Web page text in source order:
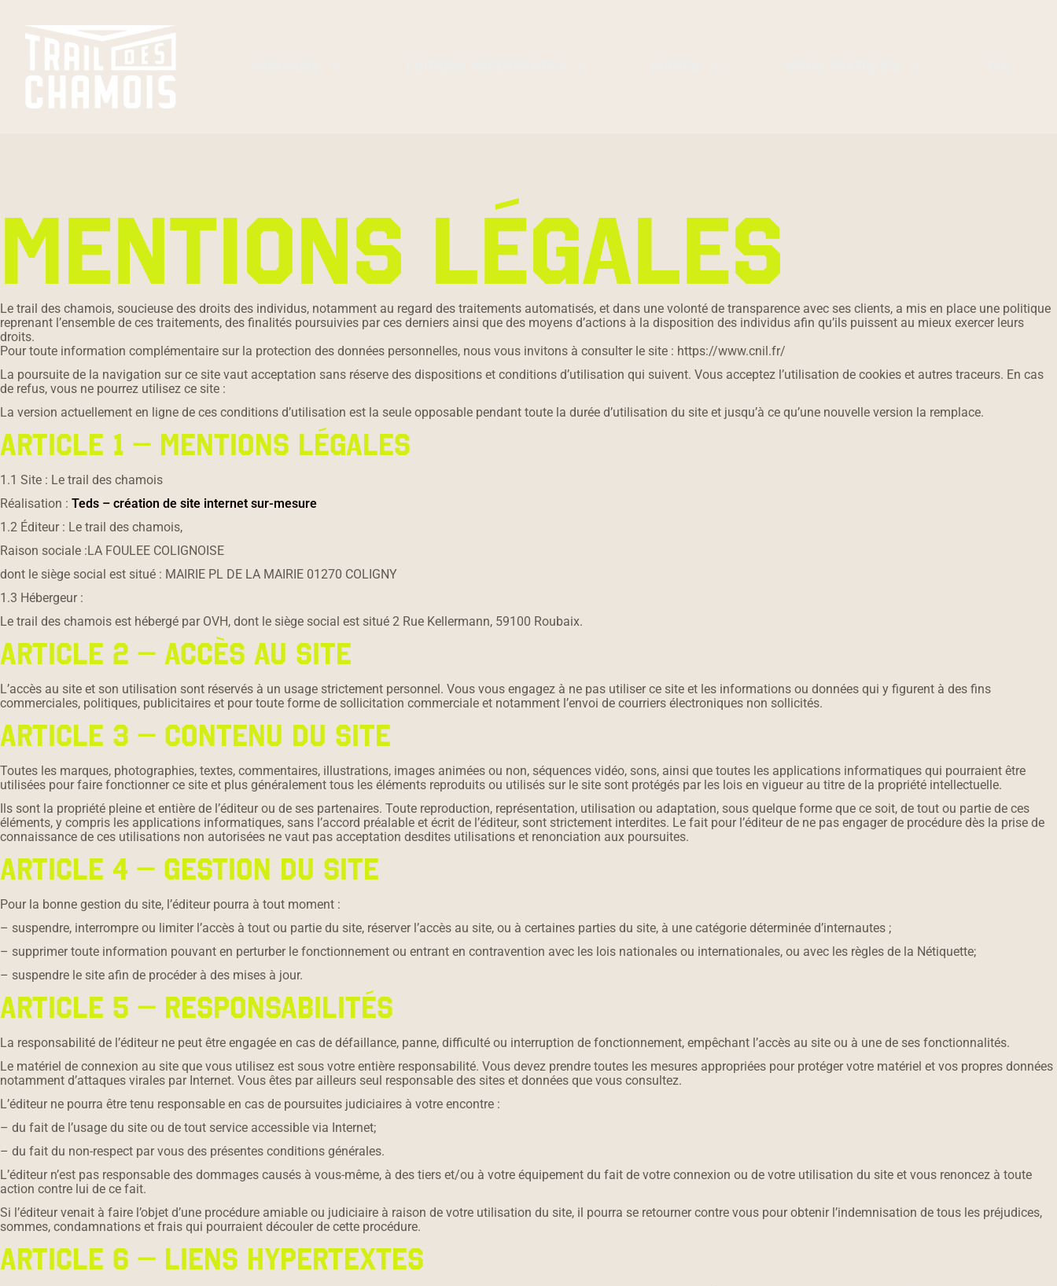
MENTIONS LÉGALES
Le trail des chamois, soucieuse des droits des individus, notamment au regard des traitements automatisés, et dans une volonté de transparence avec ses clients, a mis en place une politique
reprenant l’ensemble de ces traitements, des finalités poursuivies par ces derniers ainsi que des moyens d’actions à la disposition des individus afin qu’ils puissent au mieux exercer leurs
droits.
Pour toute information complémentaire sur la protection des données personnelles, nous vous invitons à consulter le site : https://www.cnil.fr/
La poursuite de la navigation sur ce site vaut acceptation sans réserve des dispositions et conditions d’utilisation qui suivent. Vous acceptez l’utilisation de cookies et autres traceurs. En cas
de refus, vous ne pourrez utilisez ce site :
La version actuellement en ligne de ces conditions d’utilisation est la seule opposable pendant toute la durée d’utilisation du site et jusqu’à ce qu’une nouvelle version la remplace.
ARTICLE 1 – MENTIONS LÉGALES
1.1 Site : Le trail des chamois
Réalisation : Teds – création de site internet sur-mesure
1.2 Éditeur : Le trail des chamois,
Raison sociale :LA FOULEE COLIGNOISE
dont le siège social est situé : MAIRIE PL DE LA MAIRIE 01270 COLIGNY
1.3 Hébergeur :
Le trail des chamois est hébergé par OVH, dont le siège social est situé 2 Rue Kellermann, 59100 Roubaix.
ARTICLE 2 – ACCÈS AU SITE
L’accès au site et son utilisation sont réservés à un usage strictement personnel. Vous vous engagez à ne pas utiliser ce site et les informations ou données qui y figurent à des fins
commerciales, politiques, publicitaires et pour toute forme de sollicitation commerciale et notamment l’envoi de courriers électroniques non sollicités.
ARTICLE 3 – CONTENU DU SITE
Toutes les marques, photographies, textes, commentaires, illustrations, images animées ou non, séquences vidéo, sons, ainsi que toutes les applications informatiques qui pourraient être
utilisées pour faire fonctionner ce site et plus généralement tous les éléments reproduits ou utilisés sur le site sont protégés par les lois en vigueur au titre de la propriété intellectuelle.
Ils sont la propriété pleine et entière de l’éditeur ou de ses partenaires. Toute reproduction, représentation, utilisation ou adaptation, sous quelque forme que ce soit, de tout ou partie de ces
éléments, y compris les applications informatiques, sans l’accord préalable et écrit de l’éditeur, sont strictement interdites. Le fait pour l’éditeur de ne pas engager de procédure dès la prise de
connaissance de ces utilisations non autorisées ne vaut pas acceptation desdites utilisations et renonciation aux poursuites.
ARTICLE 4 – GESTION DU SITE
Pour la bonne gestion du site, l’éditeur pourra à tout moment :
– suspendre, interrompre ou limiter l’accès à tout ou partie du site, réserver l’accès au site, ou à certaines parties du site, à une catégorie déterminée d’internautes ;
– supprimer toute information pouvant en perturber le fonctionnement ou entrant en contravention avec les lois nationales ou internationales, ou avec les règles de la Nétiquette;
– suspendre le site afin de procéder à des mises à jour.
ARTICLE 5 – RESPONSABILITÉS
La responsabilité de l’éditeur ne peut être engagée en cas de défaillance, panne, difficulté ou interruption de fonctionnement, empêchant l’accès au site ou à une de ses fonctionnalités.
Le matériel de connexion au site que vous utilisez est sous votre entière responsabilité. Vous devez prendre toutes les mesures appropriées pour protéger votre matériel et vos propres données
notamment d’attaques virales par Internet. Vous êtes par ailleurs seul responsable des sites et données que vous consultez.
L’éditeur ne pourra être tenu responsable en cas de poursuites judiciaires à votre encontre :
– du fait de l’usage du site ou de tout service accessible via Internet;
– du fait du non-respect par vous des présentes conditions générales.
L’éditeur n’est pas responsable des dommages causés à vous-même, à des tiers et/ou à votre équipement du fait de votre connexion ou de votre utilisation du site et vous renoncez à toute
action contre lui de ce fait.
Si l’éditeur venait à faire l’objet d’une procédure amiable ou judiciaire à raison de votre utilisation du site, il pourra se retourner contre vous pour obtenir l’indemnisation de tous les préjudices,
sommes, condamnations et frais qui pourraient découler de cette procédure.
ARTICLE 6 – LIENS HYPERTEXTES